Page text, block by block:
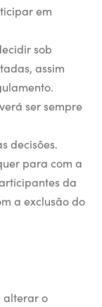
em
sob
assim
ser sempre
decisões.
para com a
da
a exclusão do
alterar o